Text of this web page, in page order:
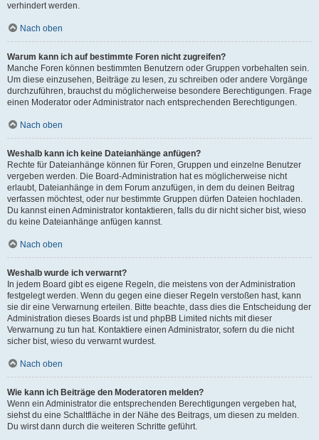
verhindert werden.
Nach oben
Warum kann ich auf bestimmte Foren nicht zugreifen?
Manche Foren können bestimmten Benutzern oder Gruppen vorbehalten sein.
Um diese einzusehen, Beiträge zu lesen, zu schreiben oder andere Vorgänge
durchzuführen, brauchst du möglicherweise besondere Berechtigungen. Frage
einen Moderator oder Administrator nach entsprechenden Berechtigungen.
Nach oben
Weshalb kann ich keine Dateianhänge anfügen?
Rechte für Dateianhänge können für Foren, Gruppen und einzelne Benutzer
vergeben werden. Die Board-Administration hat es möglicherweise nicht
erlaubt, Dateianhänge in dem Forum anzufügen, in dem du deinen Beitrag
verfassen möchtest, oder nur bestimmte Gruppen dürfen Dateien hochladen.
Du kannst einen Administrator kontaktieren, falls du dir nicht sicher bist, wieso
du keine Dateianhänge anfügen kannst.
Nach oben
Weshalb wurde ich verwarnt?
In jedem Board gibt es eigene Regeln, die meistens von der Administration
festgelegt werden. Wenn du gegen eine dieser Regeln verstoßen hast, kann
sie dir eine Verwarnung erteilen. Bitte beachte, dass dies die Entscheidung der
Administration dieses Boards ist und phpBB Limited nichts mit dieser
Verwarnung zu tun hat. Kontaktiere einen Administrator, sofern du die nicht
sicher bist, wieso du verwarnt wurdest.
Nach oben
Wie kann ich Beiträge den Moderatoren melden?
Wenn ein Administrator die entsprechenden Berechtigungen vergeben hat,
siehst du eine Schaltfläche in der Nähe des Beitrags, um diesen zu melden.
Du wirst dann durch die weiteren Schritte geführt.